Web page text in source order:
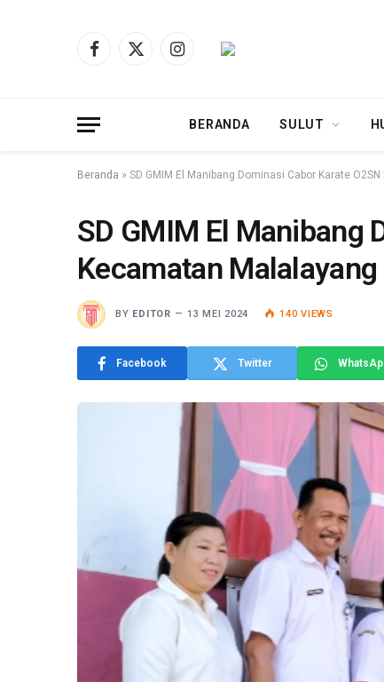
Facebook
X
Instagram
BERANDA SULUT
Beranda » SD GMIM El Manibang Dominasi Cabor Karate
SD GMIM El Manibang
Kecamatan Malalayang
BY EDITOR 13 MEI 2024 140VIEWS
Facebook Twitter